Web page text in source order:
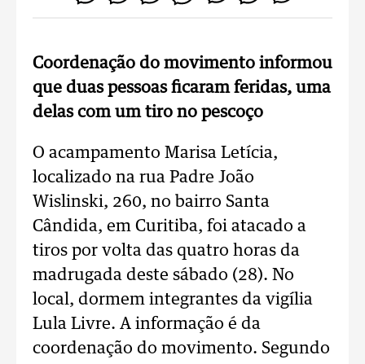
Coordenação do movimento informou
que duas pessoas ficaram feridas, uma
delas com um tiro no pescoço
O acampamento Marisa Letícia,
localizado na rua Padre João
Wislinski, 260, no bairro Santa
Cândida, em Curitiba, foi atacado a
tiros por volta das quatro horas da
madrugada deste sábado (28). No
local, dormem integrantes da vigília
Lula Livre. A informação é da
coordenação do movimento. Segundo